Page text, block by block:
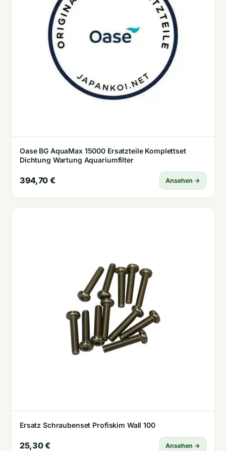
Oase BG AquaMax 15000 Ersatzteile Komplettset
Dichtung Wartung Aquariumfilter
394,70 € Ansehen →
Ersatz Schraubenset Profiskim Wall 100
25,30 € Ansehen →